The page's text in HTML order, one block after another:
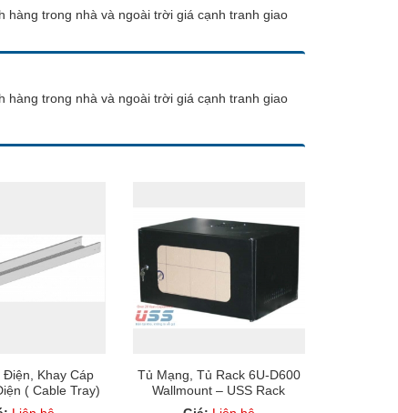
hàng trong nhà và ngoài trời giá cạnh tranh giao
hàng trong nhà và ngoài trời giá cạnh tranh giao
Điện, Khay Cáp
( Cable Tray)
Tủ Mạng, Tủ Rack 6U-D600
Wallmount – USS Rack
6U600 -Màu Đen, Cửa Lưới